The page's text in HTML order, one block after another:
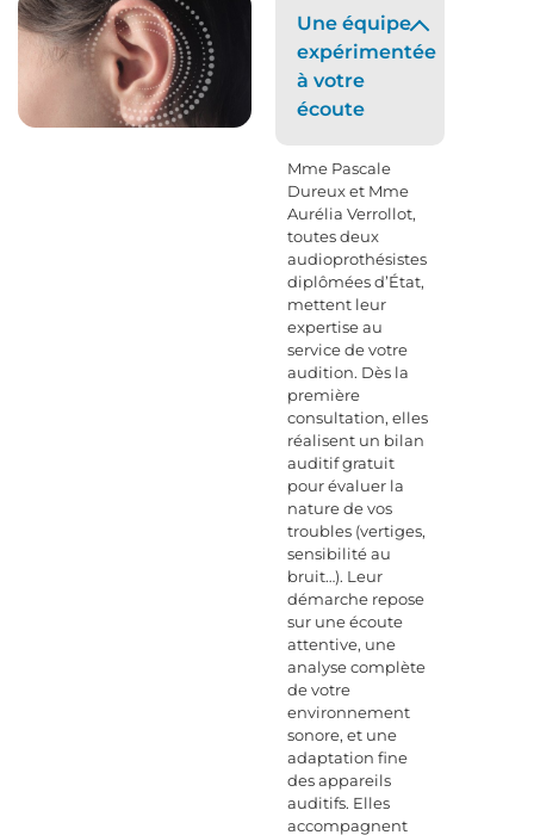
Une équipe
expérimentée
à votre
écoute
Mme Pascale
Dureux et Mme
Aurélia Verrollot,
toutes deux
audioprothésistes
diplômées d’État,
mettent leur
expertise au
service de votre
audition. Dès la
première
consultation, elles
réalisent un bilan
auditif gratuit
pour évaluer la
nature de vos
troubles (vertiges,
sensibilité au
bruit…). Leur
démarche repose
sur une écoute
attentive, une
analyse complète
de votre
environnement
sonore, et une
adaptation fine
des appareils
auditifs. Elles
accompagnent